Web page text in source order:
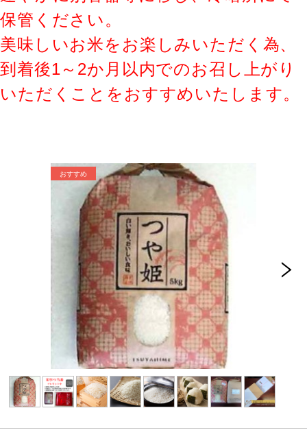
保管ください。
美味しいお米をお楽しみいただく為、
到着後1～2か月以内でのお召し上がり
いただくことをおすすめいたします。